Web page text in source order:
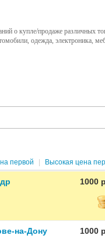
о купле/продаже различных
одежда, электроника,
первой Высокая цена
1000
на-Дону 1000